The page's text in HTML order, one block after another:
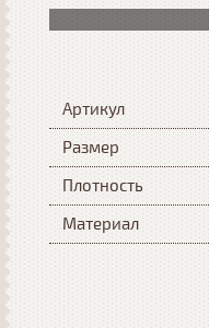
Артикул
Размер
Плотность
Материал